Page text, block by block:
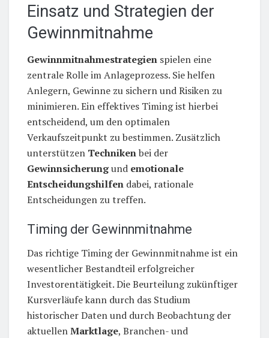
Einsatz und Strategien der
Gewinnmitnahme
Gewinnmitnahmestrategien spielen eine
zentrale Rolle im Anlageprozess. Sie helfen
Anlegern, Gewinne zu sichern und Risiken zu
minimieren. Ein effektives Timing ist hierbei
entscheidend, um den optimalen
Verkaufszeitpunkt zu bestimmen. Zusätzlich
unterstützen Technikenbei der
Gewinnsicherungund emotionale
Entscheidungshilfen dabei, rationale
Entscheidungen zu treffen.
Timing der Gewinnmitnahme
Das richtige Timing der Gewinnmitnahme ist ein
wesentlicher Bestandteil erfolgreicher
Investorentätigkeit. Die Beurteilung zukünftiger
Kursverläufe kann durch das Studium
historischer Daten und durch Beobachtung der
aktuellenMarktlage, Branchen- und